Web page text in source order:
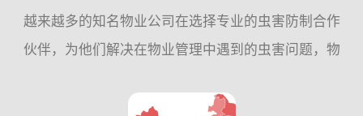
越来越多的知名物业公司在选择专业的虫害防制合作
伙伴，为他们解决在物业管理中遇到的虫害问题，物
害防制企业的专业工作，这项投入为他们提高了工作